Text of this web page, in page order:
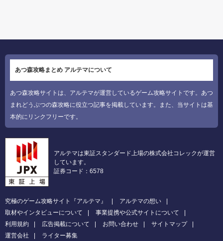
あつ森攻略まとめ アルテマについて
あつ森攻略サイトは、アルテマが運営しているゲーム攻略サイトです。あつ
まれどうぶつの森攻略に役立つ記事を掲載しています。また、当サイトは基
本的にリンクフリーです。
アルテマは東証スタンダード上場の株式会社コレックが運営
しています。
証券コード：6578
究極のゲーム攻略サイト『アルテマ』
アルテマの想い
取材やインタビューについて
事業提携や公式サイトについて
利用規約
広告掲載について お問い合わせ
サイトマップ
運営会社
ライター募集